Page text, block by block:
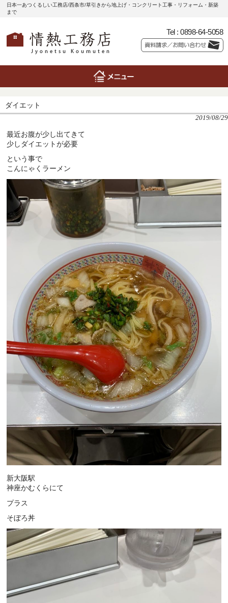
日本一あつくるしい工務店/西条市/草引きから地上げ・コンクリート工事・リフォーム・新築
まで
Tel : 0898-64-5058
ダイエット
2019/08/29
最近お腹が少し出てきて
少しダイエットが必要
という事で
こんにゃくラーメン
新大阪駅
神座かむくらにて
プラス
そぼろ丼